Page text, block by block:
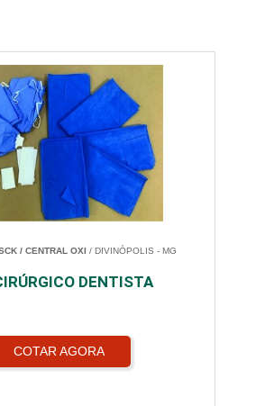
/ CENTRAL OXI / DIVINÓPOLIS - MG
DENTISTA
COTAR AGORA